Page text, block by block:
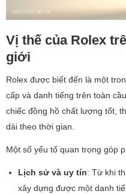
Vị thế của Rolex
giới
Rolex được biết đến là một
cấp và danh tiếng trên toàn
chiếc đồng hồ chất lượng tốt,
dài theo thời gian.
Một số yếu tố quan trọng góp
Lịch sử và uy tín: Từ khi
xây dựng được một danh